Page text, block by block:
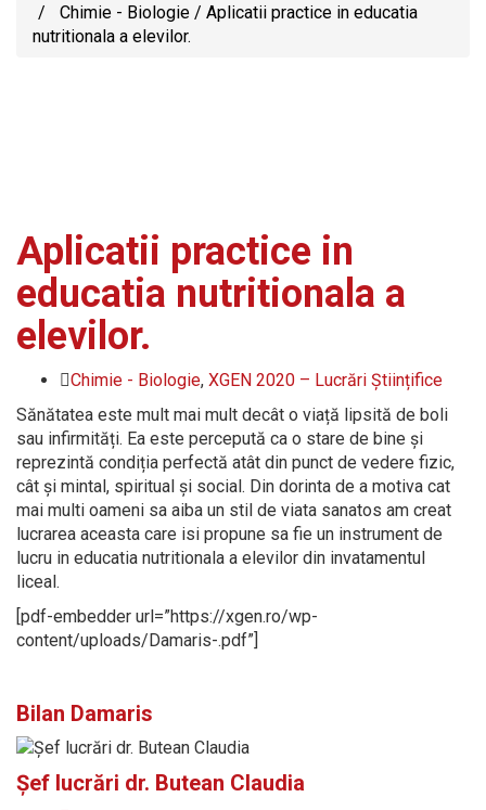
Chimie - Biologie / Aplicatii practice in educatia
nutritionala a elevilor.
Aplicatii practice in
educatia nutritionala a
elevilor.
Chimie - Biologie, XGEN 2020 – Lucrări Științifice
Sănătatea este mult mai mult decât o viață lipsită de boli
sau infirmități. Ea este percepută ca o stare de bine și
reprezintă condiția perfectă atât din punct de vedere fizic,
cât și mintal, spiritual și social. Din dorinta de a motiva cat
mai multi oameni sa aiba un stil de viata sanatos am creat
lucrarea aceasta care isi propune sa fie un instrument de
lucru in educatia nutritionala a elevilor din invatamentul
liceal.
[pdf-embedder url=”https://xgen.ro/wp-
content/uploads/Damaris-.pdf”]
Bilan Damaris
Șef lucrări dr. Butean Claudia